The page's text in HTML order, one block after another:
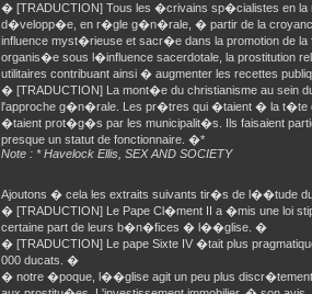
� [TRADUCTION] Tous les �crivains sp�cialistes en la
d�velopp�e, en r�gle g�n�rale, � partir de la
influence myst�rieuse et sacr�e dans la promotion de
organis�e sous l�influence sacerdotale, la prostitution
utilitaires contribuant ainsi � augmenter les recettes
� [TRADUCTION] La mont�e du christianisme au sein
l'approche g�n�rale. Les pr�tres qui �taient � la t�te
�taient prot�g�s par les municipalit�s. Ils faisaient
presque un statut de fonctionnaire. �*
Note : * Havelock Ellis, SEX AND SOCIETY
Ajoutons � cela les extraits suivants tir�s de l��tude
� [TRADUCTION] Le Pape Cl�ment II a �mis une loi
certaine part de leurs b�n�fices � l��glise. �
� [TRADUCTION] Le pape Sixte IV �tait plus
000 ducats. �
� notre �poque, l��glise agit un peu plus